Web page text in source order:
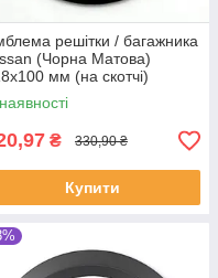
решітки / багажника
(Чорна Матова)
мм (на скотчі)
₴ 330,90 ₴
Купити